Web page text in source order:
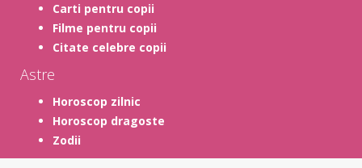
Carti pentru copii
Filme pentru copii
Citate celebre copii
Astre
Horoscop zilnic
Horoscop dragoste
Zodii